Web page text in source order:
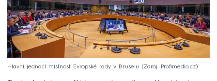
Hlavní jednací místnost Evropské rady v Bruselu Zdroj: Profimedia.cz